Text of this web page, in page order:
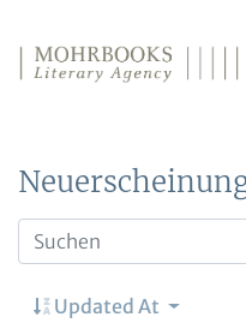
Updated At